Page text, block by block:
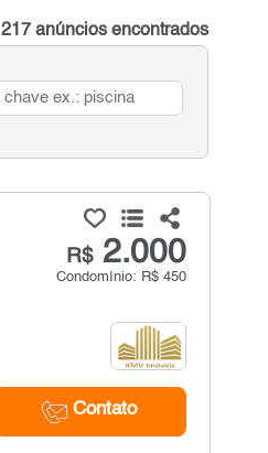
217 anúncios encontrados
R$2.000
Condomínio: R$ 450
Contato